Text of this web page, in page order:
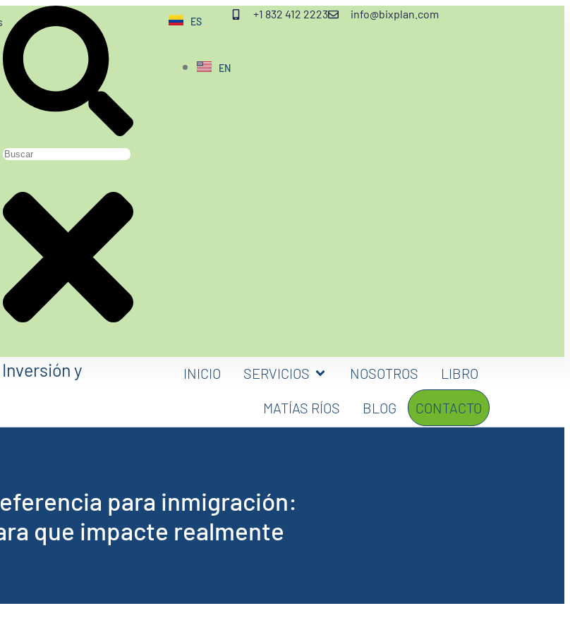
ES
EN
+1 832 412 2223 info@bixplan.com
INICIO SERVICIOS NOSOTROS LIBRO
MATÍAS RÍOS BLOG CONTACTO
para inmigración:
que impacte realmente